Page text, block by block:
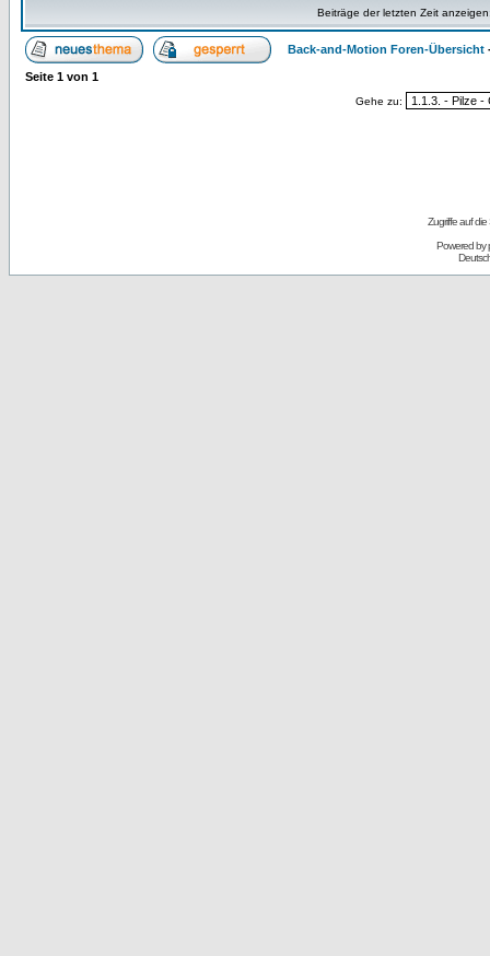
Beiträge der letzten Zeit
Back-and-Motion Foren-Übersicht
Seite 1 von 1
Gehe zu:
Zugriffe auf
Powered by